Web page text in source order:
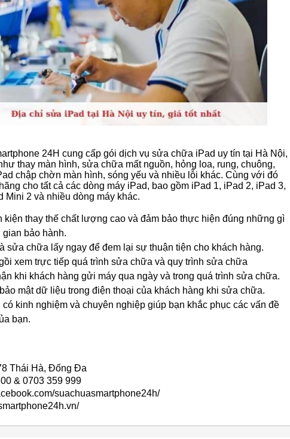
24H cung cấp gói dịch vụ sửa chữa iPad uy tín tại Hà Nội,
thay màn hình, sửa chữa mất nguồn, hỏng loa, rung, chuông,
chập chờn màn hình, sóng yếu và nhiều lỗi khác. Cùng với đó
cho tất cả các dòng máy iPad, bao gồm iPad 1, iPad 2, iPad 3,
Mini 2 và nhiều dòng máy khác.
kiện thay thế chất lượng cao và đảm bảo thực hiện đúng những gì
bảo hành.
sửa chữa lấy ngay để đem lại sự thuận tiện cho khách hàng.
xem trực tiếp quá trình sửa chữa và quy trình sửa chữa
khi khách hàng gửi máy qua ngày và trong quá trình sửa chữa.
mật dữ liệu trong điện thoại của khách hàng khi sửa chữa.
kinh nghiệm và chuyên nghiệp giúp bạn khắc phục các vấn đề
bạn.
Thái Hà, Đống Đa
& 0703 359 999
suachuasmartphone24h/